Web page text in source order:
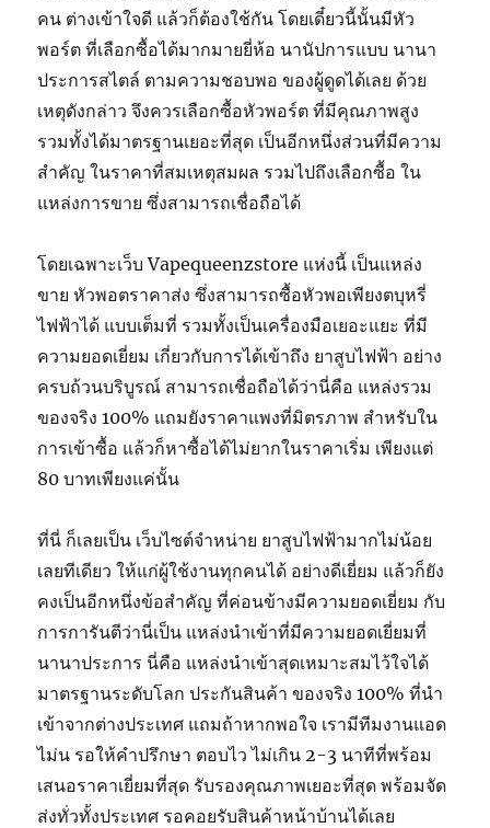
คน ต่างเข้าใจดี แล้วก็ต้องใช้กัน โดยเดี๋ยวนี้นั้นมีหัว
พอร์ต ที่เลือกซื้อได้มากมายยี่ห้อ นานัปการแบบ นานา
ประการสไตล์ ตามความชอบพอ ของผู้ดูดได้เลย ด้วย
เหตุดังกล่าว จึงควรเลือกซื้อหัวพอร์ต ที่มีคุณภาพสูง
รวมทั้งได้มาตรฐานเยอะที่สุด เป็นอีกหนึ่งส่วนที่มีความ
สำคัญ ในราคาที่สมเหตุสมผล รวมไปถึงเลือกซื้อ ใน
แหล่งการขาย ซึ่งสามารถเชื่อถือได้
โดยเฉพาะเว็บ Vapequeenzstore แห่งนี้ เป็นแหล่ง
ขาย หัวพอตราคาส่ง ซึ่งสามารถซื้อหัวพอเพียงตบุหรี่
ไฟฟ้าได้ แบบเต็มที่ รวมทั้งเป็นเครื่องมือเยอะแยะ ที่มี
ความยอดเยี่ยม เกี่ยวกับการได้เข้าถึง ยาสูบไฟฟ้า อย่าง
ครบถ้วนบริบูรณ์ สามารถเชื่อถือได้ว่านี่คือ แหล่งรวม
ของจริง 100% แถมยังราคาแพงที่มิตรภาพ สำหรับใน
การเข้าซื้อ แล้วก็หาซื้อได้ไม่ยากในราคาเริ่ม เพียงแต่
80 บาทเพียงแค่นั้น
ที่นี่ ก็เลยเป็น เว็บไซต์จำหน่าย ยาสูบไฟฟ้ามากไม่น้อย
เลยทีเดียว ให้แก่ผู้ใช้งานทุกคนได้ อย่างดีเยี่ยม แล้วก็ยัง
คงเป็นอีกหนึ่งข้อสำคัญ ที่ค่อนข้างมีความยอดเยี่ยม กับ
การการันตีว่านี่เป็น แหล่งนำเข้าที่มีความยอดเยี่ยมที่
นานาประการ นี่คือ แหล่งนำเข้าสุดเหมาะสมไว้ใจได้
มาตรฐานระดับโลก ประกันสินค้า ของจริง 100% ที่นำ
เข้าจากต่างประเทศ แถมถ้าหากพอใจ เรามีทีมงานแอด
ไม่น รอให้คำปรึกษา ตอบไว ไม่เกิน 2-3 นาทีที่พร้อม
เสนอราคาเยี่ยมที่สุด รับรองคุณภาพเยอะที่สุด พร้อมจัด
ส่งทั่วทั้งประเทศ รอคอยรับสินค้าหน้าบ้านได้เลย